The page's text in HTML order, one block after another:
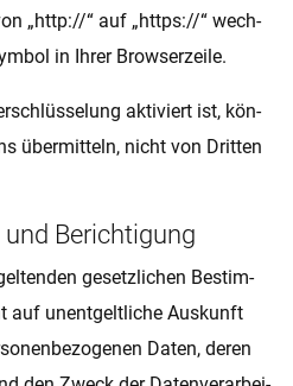
„http://“ auf „htt­ps://“ wech­
in Ihrer Brow­ser­zei­le.
ak­ti­viert ist, kön­
über­mit­teln, nicht von Drit­ten
Be­rich­ti­gung
ge­setz­li­chen Be­stim­
auf un­ent­gelt­li­che Aus­kunft
Daten, deren